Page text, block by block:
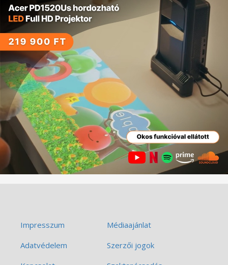
Impresszum
Médiaajánlat
Adatvédelem
Szerzői jogok